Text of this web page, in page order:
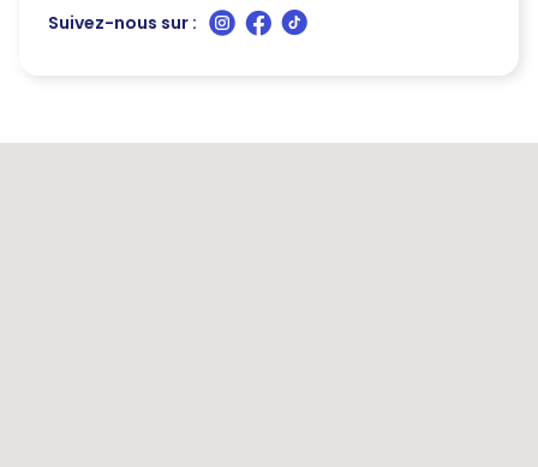
Suivez-nous sur :